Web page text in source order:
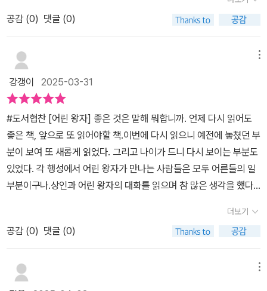
책은 한영합본으로 편집되어 한글과 함께 영어 번역본도 같이 볼 수
워 소장용 도서로도 좋아요. <어린왕자>를 읽으며 바쁜 일상 속에
간님의 블로그 서평단 모집에 당첨되어 출판사에서 책을 제공받아 읽
고 솔직하게 리뷰를 남겼습니다 https://blog.naver.com/joyha
nny/223827057345
술을 마시는 술꾼,맹목적으로 더 많은 별을 소유하려는 사업가,이유
도 모르는 규칙을 따르며 무의미한 노동을 이어가는 가로등지기,실제
로 탐험해보지 않은 세상의 그림에 메달려 살아가는 지리학자이들은
모두 눈에 보이는 것에 짐착하며 매일 반복되는 일에 스스로 메몰되
자나 지위로 드러나는 어른들의 세상에서는 논리와 이성만이 존재하
고 소유과 익숙함만을 중요한 가치로 여겼지만 어린 왕자는 보이는것
너머의 마음과 관계를 들여다보며 논리나 이성이 아닌 감성으로 직접
느끼며 경험하는 세상을 살았다.사랑이란 소유가 아니라 길들여지는
것이고 진짜 중요한 것은 보이는 것이 아니라 보이지 않는 것이다.하
지만 네가 날 길들인다면 우린 서로에게 필요한 존재가 될 거야.내가
있어 넌 세상에서 유일한 존재가 될 거고,네게 있어 난 세상에서 유일
한 존재가 되겠지... p128오직 마음으로 보아야 잘 볼 수 있다는 거
야.가장 중요한 것은 눈에 보이지 않는 단다. p140이 마음을 품으면
의 아련한 그림체들이 책의 내용을 더욱 아름답게 만들어 주었고, 책
공감 (0) 댓글 (0)
강갱이 2025-03-31
#도서협찬 [어린 왕자] 좋은 것은 말해 뭐합니까. 언제 다시 읽어도
좋은 책, 앞으로 또 읽어야할 책.이번에 다시 읽으니 예전에 놓쳤던 부
분이 보여 또 새롭게 읽었다. 그리고 나이가 드니 다시 보이는 부분도
있었다. 각 행성에서 어린 왕자가 만나는 사람들은 모두 어른들의 일
부분이구나.상인과 어린 왕자의 대화를 읽으며 참 많은 생각을 했다.
남과 대화.이번에 “느낌이 있는 책” 출판사에서 나온 “어린 왕자”는
영어 번역도 함께 수록하였다. 유명한 문장들의 영어 버전도 읽을 수
있어서 새롭고 좋았다. 거기에 프랑스어 원본에 번역이 두 언어로 바
뀔 때는 어떻게 달라질지 궁금하기도 했다. 가장 유명한 여우의 말“만
약 네가 오후 네 시에 온다면 나는 세 시부터 행복해지기 시작할 거
더보기
공감 (0) 댓글 (0)